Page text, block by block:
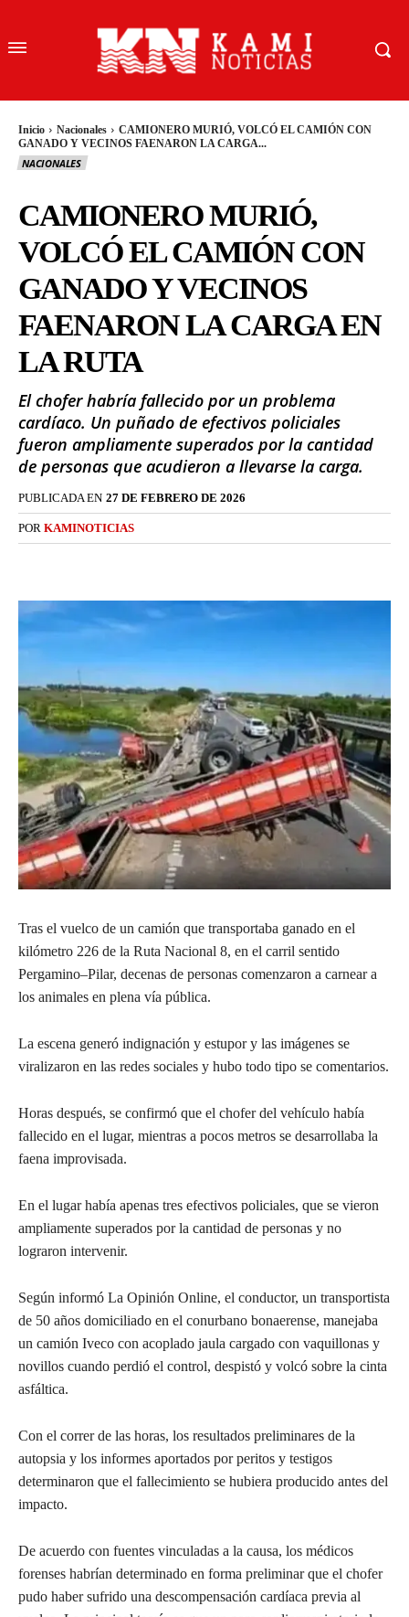
Inicio Nacionales
CAMIONERO MURIÓ, VOLCÓ EL CAMIÓN CON
GANADO Y VECINOS FAENARON LA CARGA...
NACIONALES
CAMIONERO MURIÓ,
VOLCÓ EL CAMIÓN CON
GANADO Y VECINOS
FAENARON LA CARGA EN
LA RUTA
El chofer habría fallecido por un problema
cardíaco. Un puñado de efectivos policiales
fueron ampliamente superados por la cantidad
de personas que acudieron a llevarse la carga.
PUBLICADA EN 27 DE FEBRERO DE 2026
POR KAMINOTICIAS
Tras el vuelco de un camión que transportaba ganado en el
kilómetro 226 de la Ruta Nacional 8, en el carril sentido
Pergamino–Pilar, decenas de personas comenzaron a carnear a
los animales en plena vía pública.
La escena generó indignación y estupor y las imágenes se
viralizaron en las redes sociales y hubo todo tipo se comentarios.
Horas después, se confirmó que el chofer del vehículo había
fallecido en el lugar, mientras a pocos metros se desarrollaba la
faena improvisada.
En el lugar había apenas tres efectivos policiales, que se vieron
ampliamente superados por la cantidad de personas y no
lograron intervenir.
Según informó La Opinión Online, el conductor, un transportista
de 50 años domiciliado en el conurbano bonaerense, manejaba
un camión Iveco con acoplado jaula cargado con vaquillonas y
novillos cuando perdió el control, despistó y volcó sobre la cinta
asfáltica.
Con el correr de las horas, los resultados preliminares de la
autopsia y los informes aportados por peritos y testigos
determinaron que el fallecimiento se hubiera producido antes del
impacto.
De acuerdo con fuentes vinculadas a la causa, los médicos
forenses habrían determinado en forma preliminar que el chofer
pudo haber sufrido una descompensación cardíaca previa al